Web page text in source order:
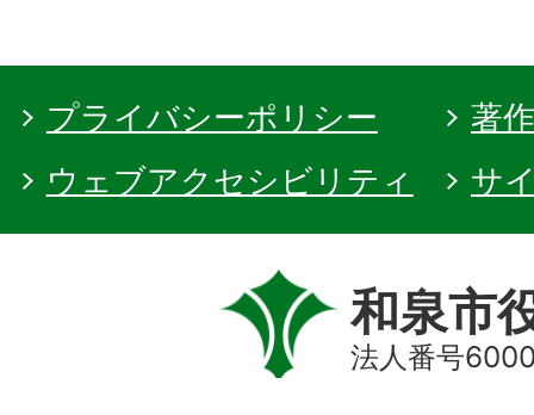
プライバシーポリシー
著
ウェブアクセシビリティ
サ
和泉市
法人番号